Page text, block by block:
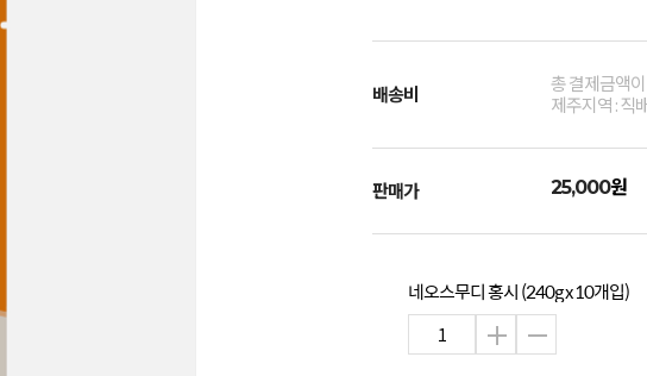
배송비
총 결제금액
제주지역 : 직
판매가 25,000원
네오스무디 홍시 (240g x 10개입)